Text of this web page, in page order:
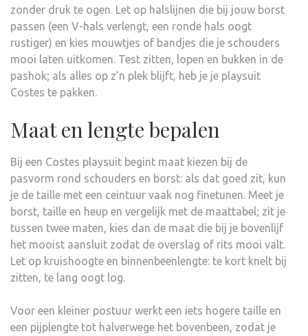
zonder druk te ogen. Let op halslijnen die bij jouw borst
passen (een V-hals verlengt, een ronde hals oogt
rustiger) en kies mouwtjes of bandjes die je schouders
mooi laten uitkomen. Test zitten, lopen en bukken in de
pashok; als alles op z’n plek blijft, heb je je playsuit
Costes te pakken.
Maat en lengte bepalen
Bij een Costes playsuit begint maat kiezen bij de
pasvorm rond schouders en borst: als dat goed zit, kun
je de taille met een ceintuur vaak nog finetunen. Meet je
borst, taille en heup en vergelijk met de maattabel; zit je
tussen twee maten, kies dan de maat die bij je bovenlijf
het mooist aansluit zodat de overslag of rits mooi valt.
Let op kruishoogte en binnenbeenlengte: te kort knelt bij
zitten, te lang oogt log.
Voor een kleiner postuur werkt een iets hogere taille en
een pijplengte tot halverwege het bovenbeen, zodat je